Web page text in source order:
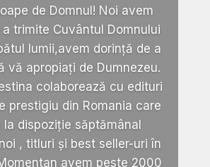
de Domnul! Noi avem
trimite Cuvântul Domnului
lumii,avem dorință de a
vă apropiați de Dumnezeu.
colaborează cu edituri
prestigiu din Romania care
la dispoziție săptămânal
, titluri și best seller-uri în
avem peste 2000